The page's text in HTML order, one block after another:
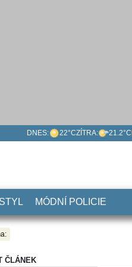
DNES: 22°CZÍTRA: 21.2°C
MÓDNÍ POLICIE
ČLÁNEK